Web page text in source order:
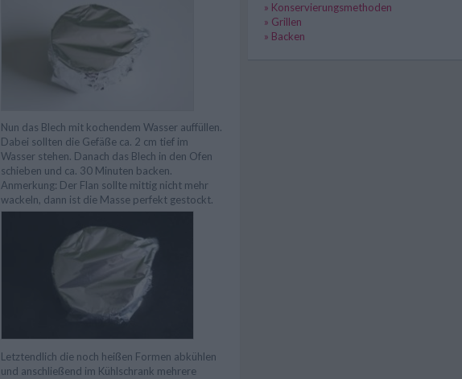
Nun das Blech mit kochendem Wasser auffüllen.
Dabei sollten die Gefäße ca. 2 cm tief im
Wasser stehen. Danach das Blech in den Ofen
schieben und ca. 30 Minuten backen.
Anmerkung: Der Flan sollte mittig nicht mehr
wackeln, dann ist die Masse perfekt gestockt.
Letztendlich die noch heißen Formen abkühlen
und anschließend im Kühlschrank mehrere
» Konservierungsmethoden
» Grillen
» Backen